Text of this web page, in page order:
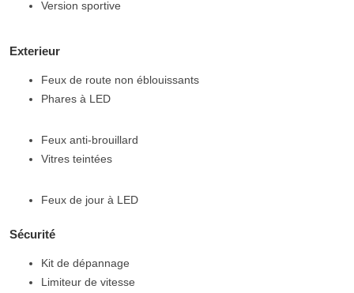
Version sportive
Exterieur
Feux de route non éblouissants
Phares à LED
Feux anti-brouillard
Vitres teintées
Feux de jour à LED
Sécurité
Kit de dépannage
Limiteur de vitesse